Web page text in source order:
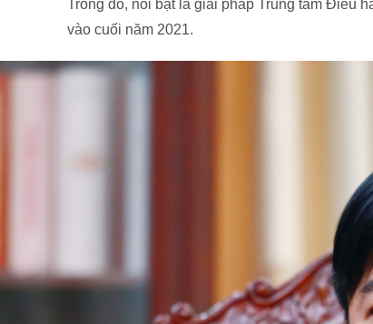
Trong đó, nổi bật là giải pháp Trung tâm Điều
vào cuối năm 2021.